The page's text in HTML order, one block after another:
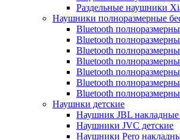
Раздельные наушники
Наушники полноразмерные
Bluetooth
Bluetooth
Bluetooth
Bluetooth
Bluetooth
Bluetooth
Bluetooth
Наушнки детские
Наушник JBL накладные
Наушники JVC детские
Наушники Pero